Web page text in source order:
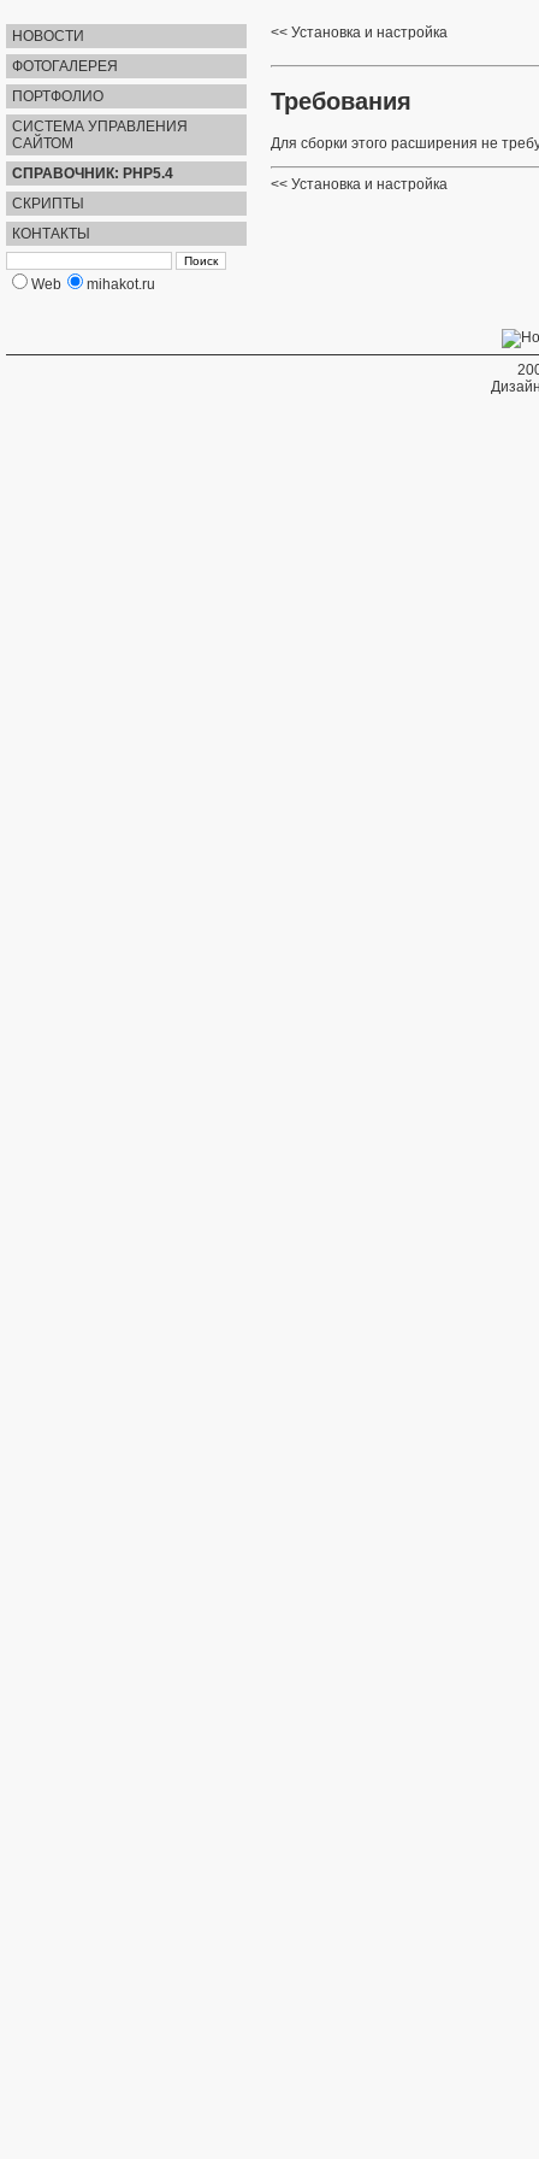
НОВОСТИ
ФОТОГАЛЕРЕЯ
ПОРТФОЛИО
СИСТЕМА УПРАВЛЕНИЯ
САЙТОМ
СПРАВОЧНИК: PHP5.4
СКРИПТЫ
КОНТАКТЫ
Web mihakot.ru
Установка и настройка
Требования
Для сборки этого расширения не
Установка и настройка